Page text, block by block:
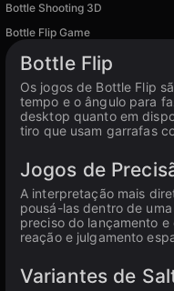
Bottle Shooting 3D
Bottle Flip Game
Bottle Flip
Os jogos de Bottle Flip
tempo e o ângulo para
desktop quanto em
tiro que usam garrafas
Jogos de
A interpretação mais
pousá-las dentro de
preciso do lançamento
reação e julgamento
Variantes de